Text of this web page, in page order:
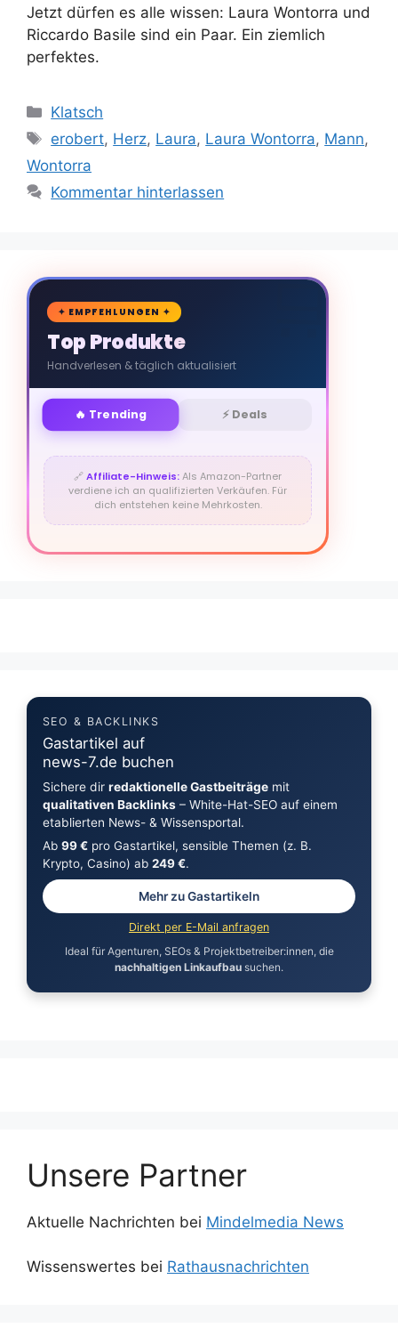
Jetzt dürfen es alle wissen: Laura Wontorra und
Riccardo Basile sind ein Paar. Ein ziemlich
perfektes.
Kategorien
Klatsch
Schlagwörter
erobert, Herz, Laura, Laura Wontorra, Mann,
Wontorra
Kommentar hinterlassen
🛒
✦ EMPFEHLUNGEN ✦
Top Produkte
Handverlesen & täglich aktualisiert
🔥 Trending ⚡ Deals
🔗Affiliate-Hinweis:Als Amazon-Partner
verdiene ich an qualifizierten Verkäufen. Für
dich entstehen keine Mehrkosten.
SEO & BACKLINKS
Gastartikel auf
news-7.de buchen
Sichere dir redaktionelle Gastbeiträgemit
qualitativen Backlinks– White-Hat-SEO auf einem
etablierten News- & Wissensportal.
Ab 99 €pro Gastartikel, sensible Themen (z. B.
Krypto, Casino) ab 249 €.
Mehr zu Gastartikeln
Direkt per E-Mail anfragen
Ideal für Agenturen, SEOs & Projektbetreiber:innen, die
nachhaltigen Linkaufbau suchen.
Unsere Partner
Aktuelle Nachrichten bei Mindelmedia News
Wissenswertes bei Rathausnachrichten